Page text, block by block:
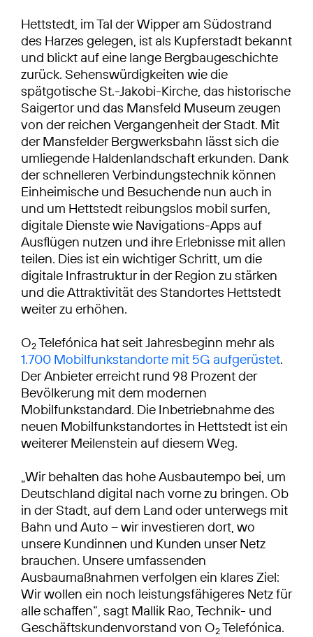
Hettstedt, im Tal der Wipper am Südostrand
des Harzes gelegen, ist als Kupferstadt bekannt
und blickt auf eine lange Bergbaugeschichte
zurück. Sehenswürdigkeiten wie die
spätgotische St.-Jakobi-Kirche, das historische
Saigertor und das Mansfeld Museum zeugen
von der reichen Vergangenheit der Stadt. Mit
der Mansfelder Bergwerksbahn lässt sich die
umliegende Haldenlandschaft erkunden. Dank
der schnelleren Verbindungstechnik können
Einheimische und Besuchende nun auch in
und um Hettstedt reibungslos mobil surfen,
digitale Dienste wie Navigations-Apps auf
Ausflügen nutzen und ihre Erlebnisse mit allen
teilen. Dies ist ein wichtiger Schritt, um die
digitale Infrastruktur in der Region zu stärken
und die Attraktivität des Standortes Hettstedt
weiter zu erhöhen.
O2Telefónica hat seit Jahresbeginn mehr als
1.700 Mobilfunkstandorte mit 5G aufgerüstet.
Der Anbieter erreicht rund 98 Prozent der
Bevölkerung mit dem modernen
Mobilfunkstandard. Die Inbetriebnahme des
neuen Mobilfunkstandortes in Hettstedt ist ein
weiterer Meilenstein auf diesem Weg.
„Wir behalten das hohe Ausbautempo bei, um
Deutschland digital nach vorne zu bringen. Ob
in der Stadt, auf dem Land oder unterwegs mit
Bahn und Auto – wir investieren dort, wo
unsere Kundinnen und Kunden unser Netz
brauchen. Unsere umfassenden
Ausbaumaßnahmen verfolgen ein klares Ziel:
Wir wollen ein noch leistungsfähigeres Netz für
alle schaffen“, sagt Mallik Rao, Technik- und
Geschäftskundenvorstand von O2Telefónica.